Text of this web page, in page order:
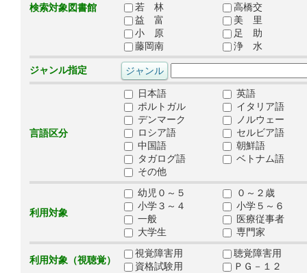
検索対象図書館
若 林
高橋交
益 富
美 里
小 原
足 助
藤岡南
浄 水
ジャンル指定
言語区分
日本語
英語
ポルトガル
イタリア語
デンマーク
ノルウェー
ロシア語
セルビア語
中国語
朝鮮語
タガログ語
ベトナム語
その他
利用対象
幼児０～５
０～２歳
小学３～４
小学５～６
一般
医療従事者
大学生
専門家
利用対象（視聴覚）
視覚障害用
聴覚障害用
資格試験用
ＰＧ－１２